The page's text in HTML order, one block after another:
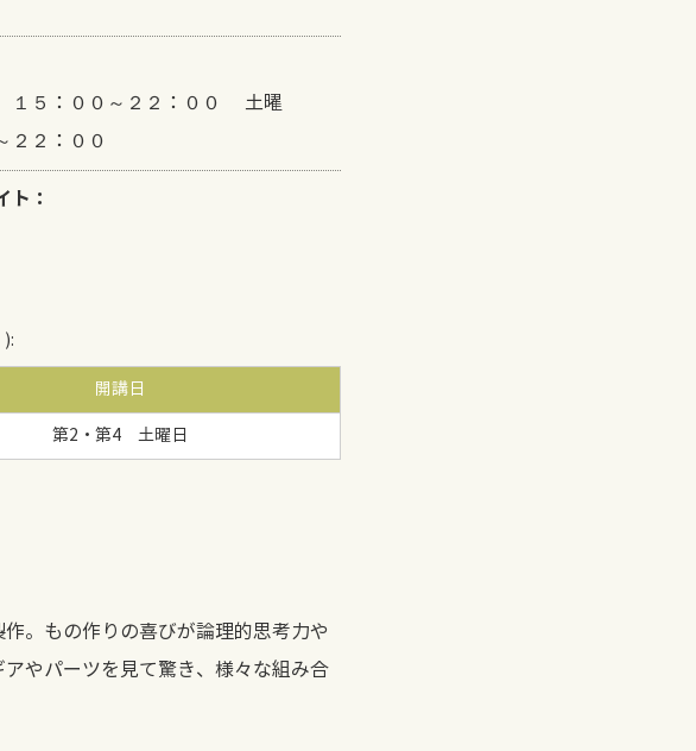
１５：００～２２：００ 土曜
２２：００
ト：
):
開講日
第2・第4 土曜日
。もの作りの喜びが論理的思考力や
やパーツを見て驚き、様々な組み合